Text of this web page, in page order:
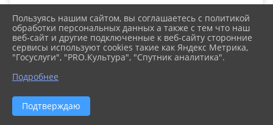
Пользуясь нашим сайтом, вы соглашаетесь с политикой
обработки персональных данных а также с тем что наш
веб-сайт и другие подключенные к веб-сайту сторонние
сервисы используют cookies такие как Яндекс Метрика,
"Госуслуги", "PRO.Культура", "Спутник аналитика".
Подробнее
Подтверждаю